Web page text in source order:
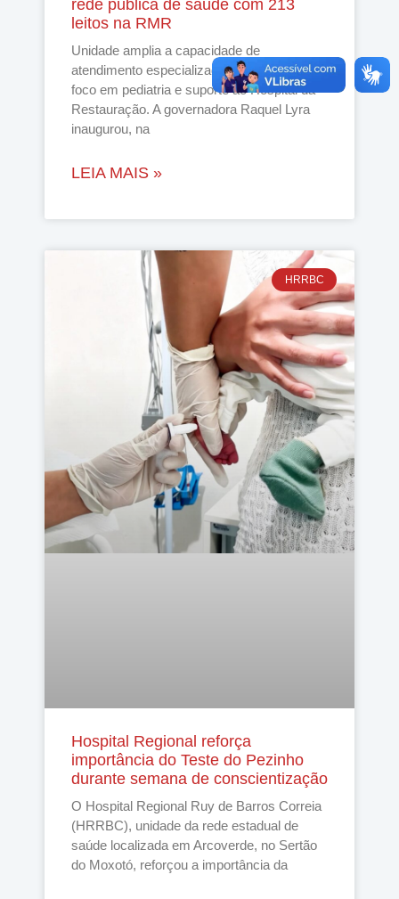
rede pública de saúde com 213
leitos na RMR
Unidade amplia a capacidade de
atendimento especializado no Estado, com
foco em pediatria e suporte ao Hospital da
Restauração. A governadora Raquel Lyra
inaugurou, na
LEIA MAIS »
HRRBC
Hospital Regional reforça
importância do Teste do Pezinho
durante semana de conscientização
O Hospital Regional Ruy de Barros Correia
(HRRBC), unidade da rede estadual de
saúde localizada em Arcoverde, no Sertão
do Moxotó, reforçou a importância da